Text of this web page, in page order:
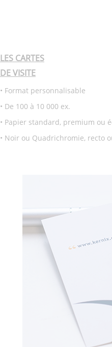
LES CARTES
DE VISITE
• Format personnalisable
• De 100 à 10 000 ex.
• Papier standard, premium ou
• Noir ou Quadrichromie, recto